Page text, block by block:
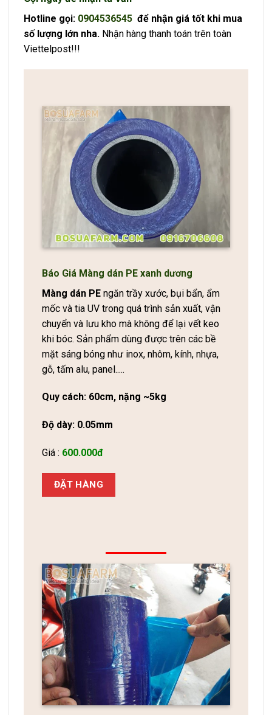
Hotline gọi: 0904536545 để nhận giá tốt khi mua
số lượng lớn nha. Nhận hàng thanh toán trên toàn
Viettelpost!!!
Báo Giá Màng dán PE xanh dương
Màng dán PE ngăn trầy xước, bụi bẩn, ẩm
mốc và tia UV trong quá trình sản xuất, vận
chuyển và lưu kho mà không để lại vết keo
khi bóc. Sản phẩm dùng được trên các bề
mặt sáng bóng như inox, nhôm, kính, nhựa,
gỗ, tấm alu, panel.....
Quy cách: 60cm, nặng ~5kg
Độ dày: 0.05mm
Giá : 600.000đ
ĐẶT HÀNG